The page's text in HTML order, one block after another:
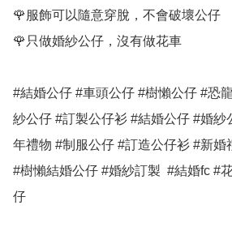
🌹服飾可以隨意穿脫，不會破壞公仔
🌹只做婚紗公仔，沒有做花車
#結婚公仔 #車頭公仔 #樹懶公仔 #恐
紗公仔 #訂製公仔衫 #結婚公仔 #婚紗
年禮物 #制服公仔 #訂造公仔衫 #新婚
#樹懶結婚公仔 #婚紗訂製  #結婚fc #
仔